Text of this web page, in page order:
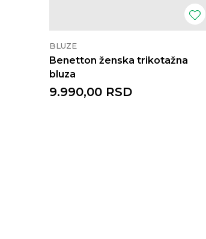
BLUZE
Benetton ženska trikotažna
bluza
9.990,00 RSD